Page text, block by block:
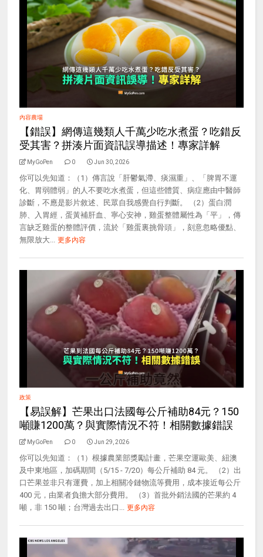
內容農場
【錯誤】網傳這幾類人千萬少吃水煮蛋？吃錯反
受其害？拼湊片面資訊誤導描述！專家詳解
MyGoPen 0 Jun 30, 2026
你可以先知道：（1）傳言說「肝鬱氣滯、痰濕重」、「脾胃不運
化、胃弱體弱」的人不要吃水煮蛋，但這些體質、病症應由中醫師
診斷，不應是影片敘述、民眾自我感覺自行判斷。 （2）蛋白潤
肺、入胃經，蛋黃補肝血、寧心安神，雞蛋整體屬性為「平」，傳
言缺乏雞蛋的整體評價，流於「雞蛋裏挑骨頭」，刻意忽略優點、
無限放大... 更多內容
政策
【易誤解】芒果出口法國每公斤補助84元？150
噸賺1200萬？與實際情況不符！相關數據錯誤
MyGoPen 0 Jun 29, 2026
你可以先知道：（1）根據農業部獎勵計畫，芒果空運歐美、紐澳
及中東地區，加碼期間（5/15 - 7/20）每公斤補助 84 元。 （2）出
口芒果並非只有運費，加上相關冷鏈物流等費用，成本接近每公斤
400 元，由業者負擔大部分費用。 （3）首批外銷法國的芒果約 4
噸，非 150 噸；台灣過去出口... 更多內容